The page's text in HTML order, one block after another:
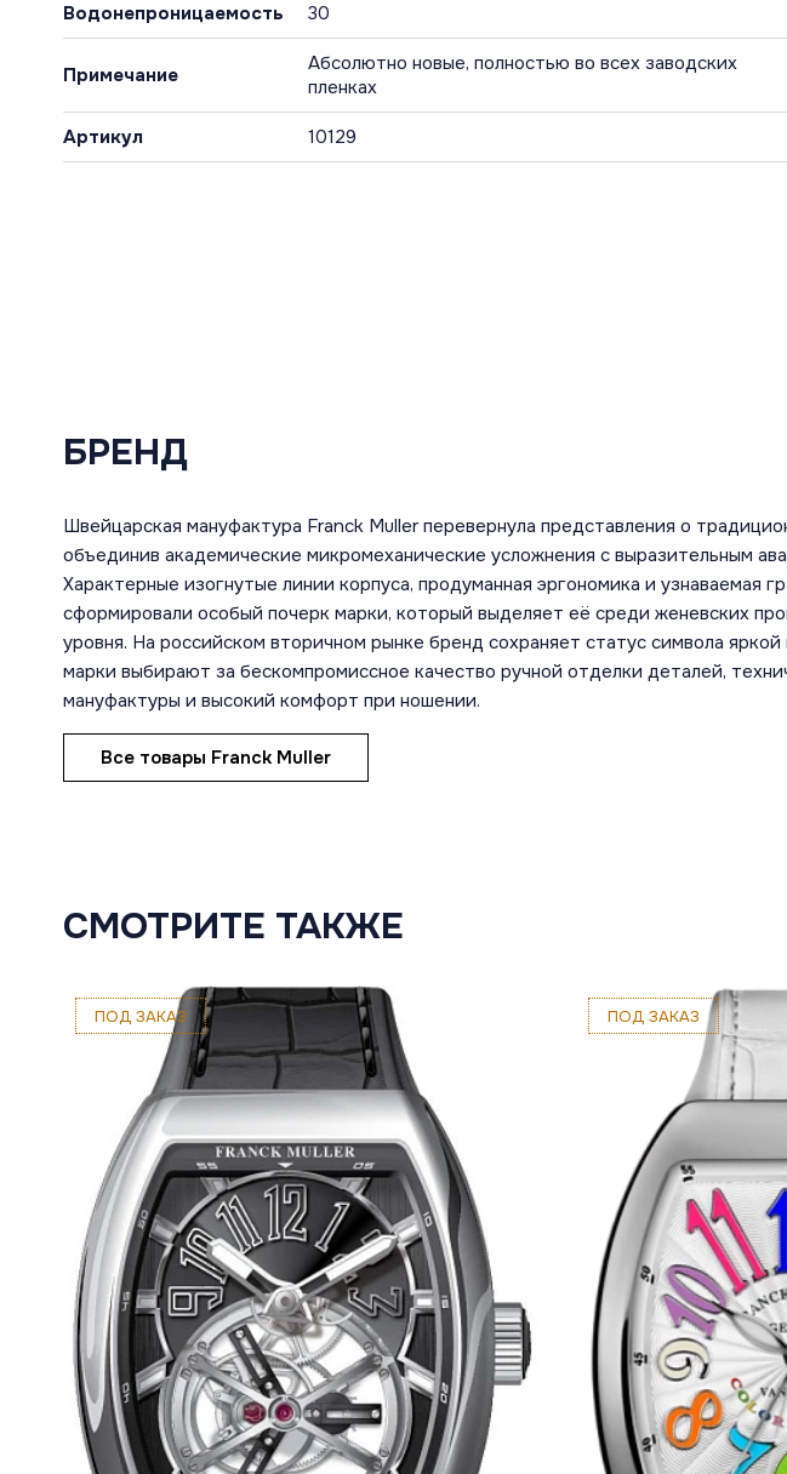
Водонепроницаемость 30
Примечание
Абсолютно новые, полностью во всех заводских
пленках
Артикул 10129
БРЕНД
Швейцарская мануфактура Franck Muller перевернула представления о
объединив академические микромеханические усложнения с выразительным
Характерные изогнутые линии корпуса, продуманная эргономика и узнаваемая
сформировали особый почерк марки, который выделяет её среди женевских
уровня. На российском вторичном рынке бренд сохраняет статус символа
марки выбирают за бескомпромиссное качество ручной отделки деталей,
мануфактуры и высокий комфорт при ношении.
Все товары Franck Muller
СМОТРИТЕ ТАКЖЕ
ПОД ЗАКАЗ ПОД ЗАКАЗ